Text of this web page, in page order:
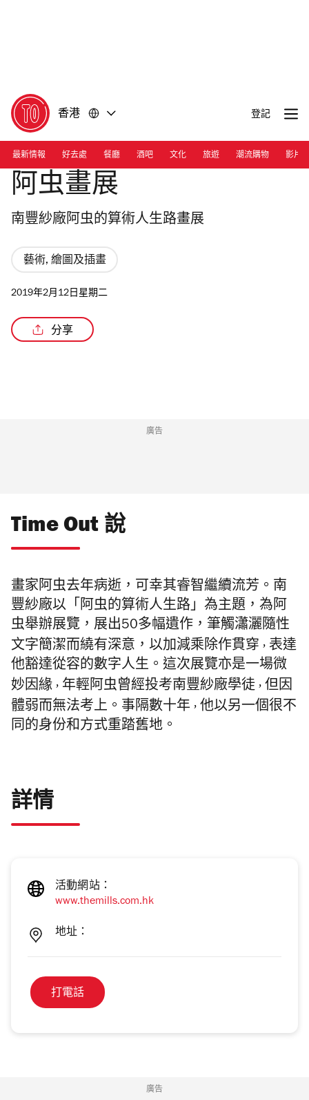
香港 登記
最新情報 好去處 餐廳 酒吧 文化 旅遊 潮流購物 影片
阿虫畫展
南豐紗廠阿虫的算術人生路畫展
藝術, 繪圖及插畫
2019年2月12日星期二
分享
廣告
Time Out 說
畫家阿虫去年病逝，可幸其睿智繼續流芳。南
豐紗廠以「阿虫的算術人生路」為主題，為阿
虫舉辦展覽，展出50多幅遺作，筆觸瀟灑隨性
文字簡潔而繞有深意，以加減乘除作貫穿 ， 表達
他豁達從容的數字人生。這次展覽亦是一場微
妙因緣 ， 年輕阿虫曾經投考南豐紗廠學徒 ， 但因
體弱而無法考上。事隔數十年 ， 他以另一個很不
同的身份和方式重踏舊地。
詳情
活動網站：
www.themills.com.hk
地址：
打電話
廣告